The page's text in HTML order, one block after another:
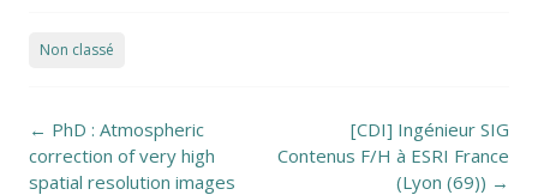
Non classé
Post navigation
← PhD : Atmospheric
correction of very high
spatial resolution images
[CDI] Ingénieur SIG
Contenus F/H à ESRI France
(Lyon (69)) →